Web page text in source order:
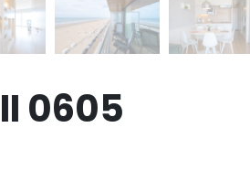
0605